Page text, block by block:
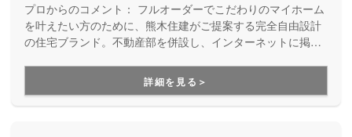
プロからのコメント： フルオーダーでこだわりのマイホーム
を叶えたい方のために、熊木住建がご提案する完全自由設計
の住宅ブランド。不動産部を併設し、インターネットに掲載
も万全なので、土地探し・資金計画からプランニング・施
工、お引き渡し後のメンテナンスまで、家づくりをワンスト
ップで安心してお任せいただけます。
詳細を見る＞